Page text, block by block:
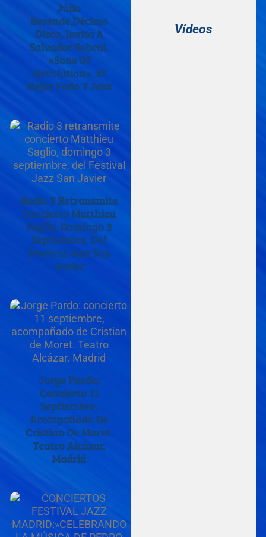
Júlio
Resende,décimo
Disco, Invita A
Salvador Sobral,
«Sons Of
Revolution». El
Mejor Fado Y Jazz
Radio 3 Retransmite
Concierto Matthieu
Saglio, Domingo 3
Septiembre, Del
Festival Jazz San
Javier
Jorge Pardo:
Concierto 11
Septiembre,
Acompañado De
Cristian De Moret.
Teatro Alcázar.
Madrid
Vídeos